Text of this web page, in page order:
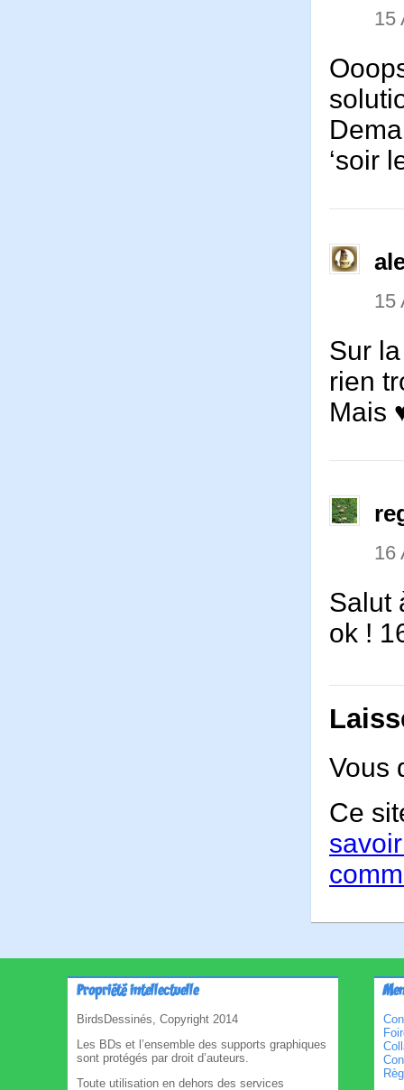
15
‘soir
15
Sur
rien
Mais
16
Salut
ok !
Vous
Ce
Propriété intellectuelle
BirdsDessinés, Copyright 2014
Les BDs et l’ensemble des supports graphiques
sont protégés par droit d’auteurs.
Toute utilisation en dehors des services